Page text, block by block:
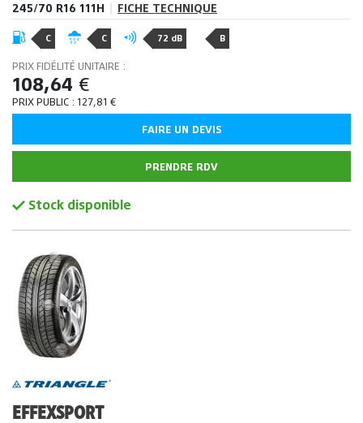
245/70 R16 111H FICHE TECHNIQUE
C C 72 dB B
PRIX FIDÉLITÉ UNITAIRE :
108,64 €
PRIX PUBLIC : 127,81 €
FAIRE UN DEVIS
PRENDRE RDV
Stock disponible
EFFEXSPORT